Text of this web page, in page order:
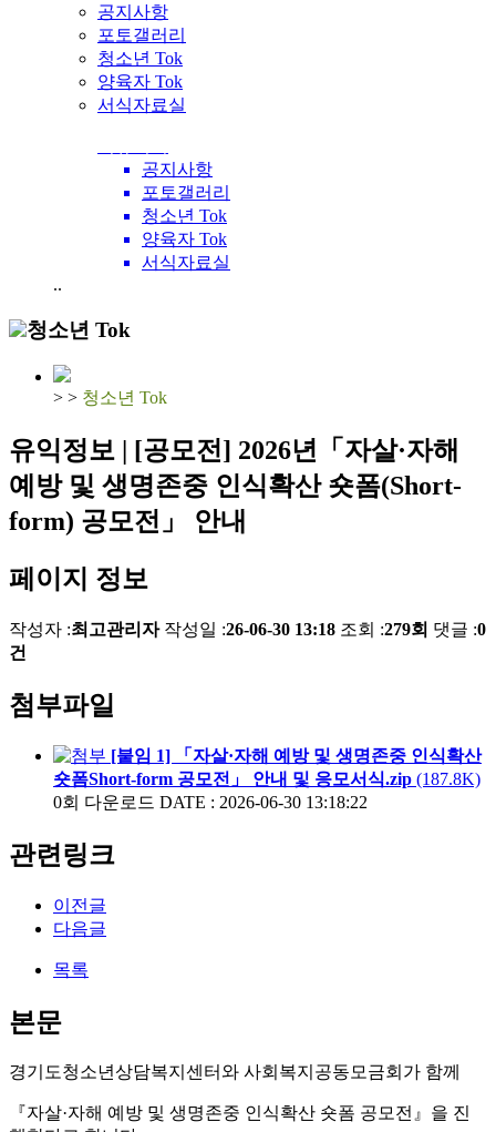
공지사항
포토갤러리
청소년 Tok
양육자 Tok
서식자료실
공지사항
포토갤러리
청소년 Tok
양육자 Tok
서식자료실
..
청소년 Tok
> > 청소년 Tok
유익정보 | [공모전] 2026년「자살·자해
예방 및 생명존중 인식확산 숏폼(Short-
form) 공모전」 안내
페이지 정보
작성자 :최고관리자작성일 :26-06-30 13:18 조회 :279회 댓글 :0
건
첨부파일
[붙임 1] 「자살·자해 예방 및 생명존중 인식확산
숏폼Short-form 공모전」 안내 및 응모서식.zip (187.8K)
0회 다운로드 DATE : 2026-06-30 13:18:22
관련링크
이전글
다음글
목록
본문
경기도청소년상담복지센터와 사회복지공동모금회가 함께
『자살·자해 예방 및 생명존중 인식확산 숏폼 공모전』을 진